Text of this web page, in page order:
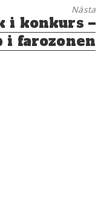
Nästa
i konkurs –
i farozonen